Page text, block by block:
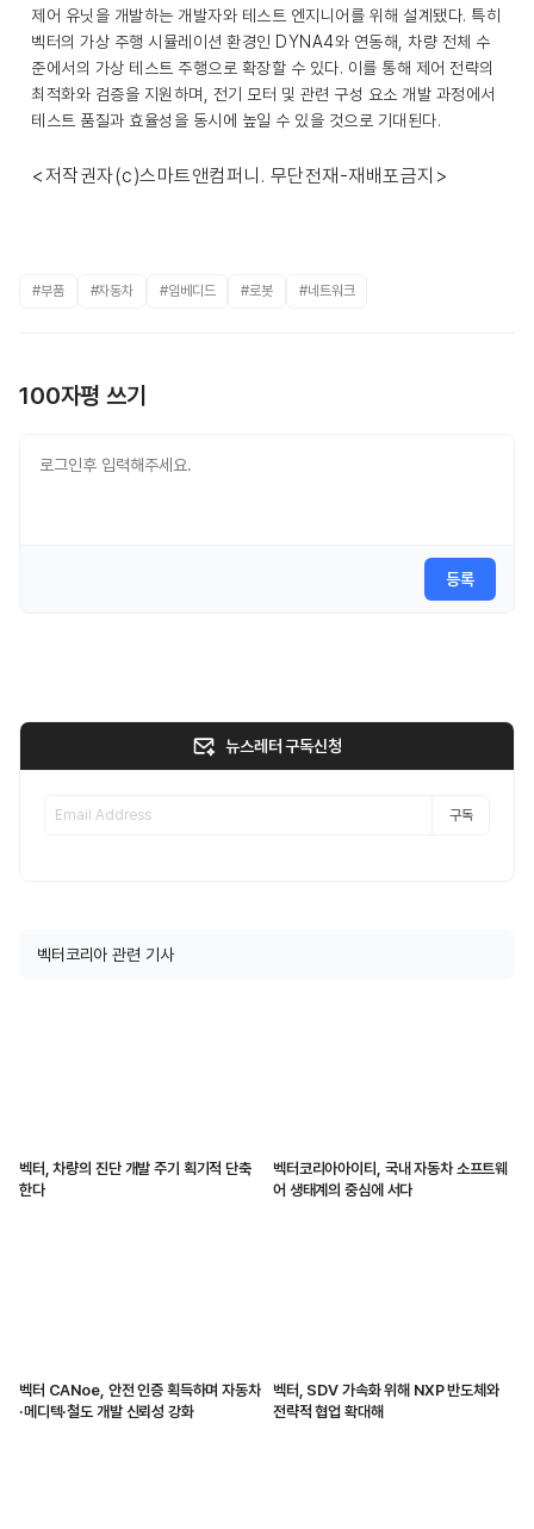
제어 유닛을 개발하는 개발자와 테스트 엔지니어를 위해 설계됐다. 특히
벡터의 가상 주행 시뮬레이션 환경인 DYNA4와 연동해, 차량 전체 수
준에서의 가상 테스트 주행으로 확장할 수 있다. 이를 통해 제어 전략의
최적화와 검증을 지원하며, 전기 모터 및 관련 구성 요소 개발 과정에서
테스트 품질과 효율성을 동시에 높일 수 있을 것으로 기대된다.
<저작권자(c)스마트앤컴퍼니. 무단전재-재배포금지>
#부품 #자동차 #임베디드 #로봇 #네트워크
100자평 쓰기
등록
뉴스레터 구독신청
구독
벡터코리아 관련 기사
벡터, 차량의 진단 개발 주기 획기적 단축
한다
벡터코리아아이티, 국내 자동차 소프트웨
어 생태계의 중심에 서다
벡터 CANoe, 안전 인증 획득하며 자동차
·메디텍·철도 개발 신뢰성 강화
벡터, SDV 가속화 위해 NXP 반도체와
전략적 협업 확대해